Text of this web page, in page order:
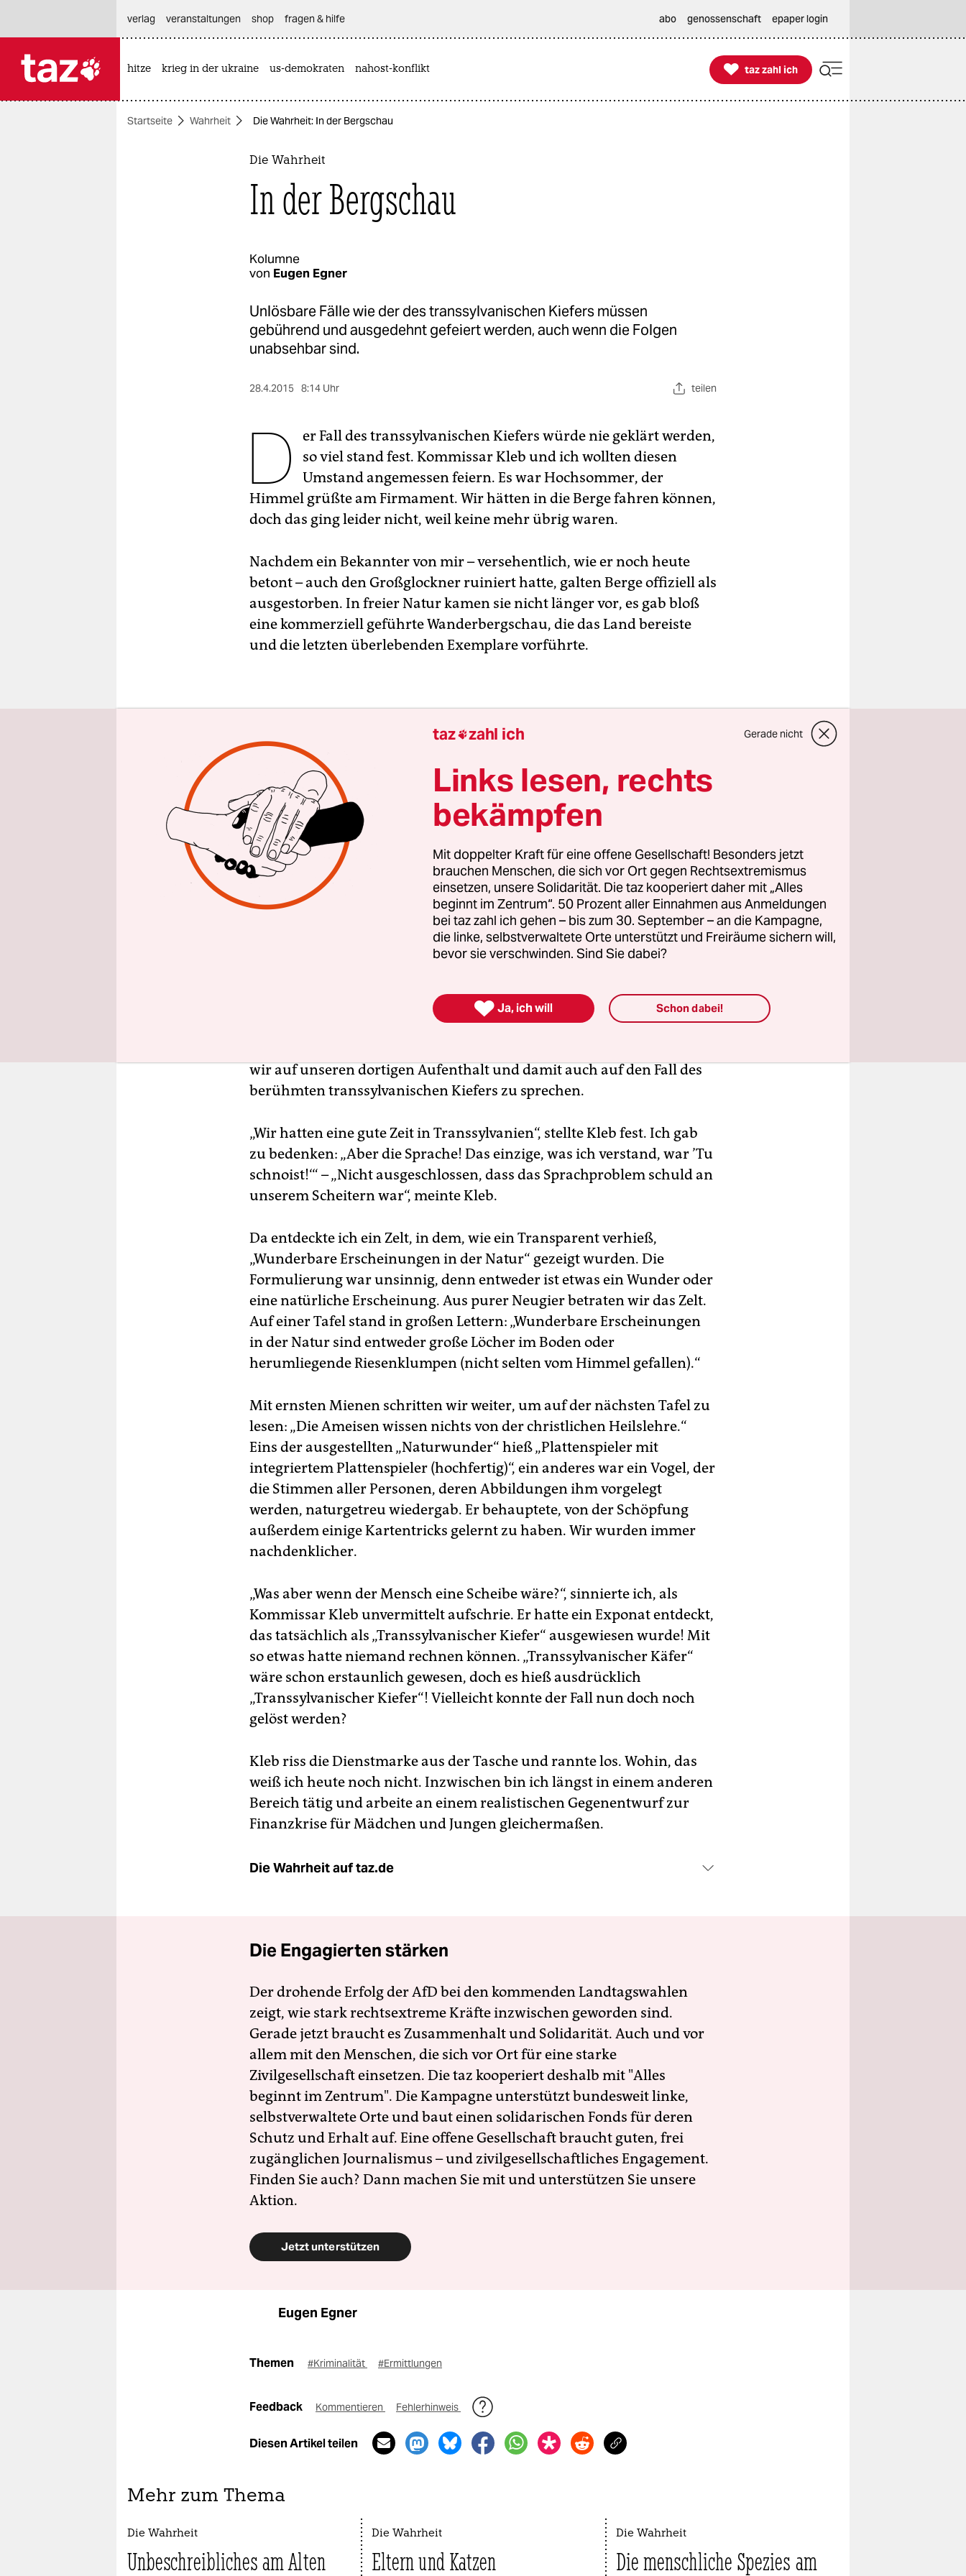
themen
verlag
veranstaltungen shop fragen & hilfe abo genossenschaft epaper login
hitze krieg in der ukraine us-demokraten nahost-konflikt 
taz zahl ich
taz zahl ich
Startseite Wahrheit Die Wahrheit: In der Bergschau
Die Wahrheit
In der Bergschau
Kolumne
von Eugen Egner
Unlösbare Fälle wie der des transsylvanischen Kiefers müssen
gebührend und ausgedehnt gefeiert werden, auch wenn die Folgen
unabsehbar sind.
28.4.2015 8:14 Uhr teilen
D
er Fall des transsylvanischen Kiefers würde nie geklärt werden,
so viel stand fest. Kommissar Kleb und ich wollten diesen
Umstand angemessen feiern. Es war Hochsommer, der
Himmel grüßte am Firmament. Wir hätten in die Berge fahren können,
doch das ging leider nicht, weil keine mehr übrig waren.
Nachdem ein Bekannter von mir – versehentlich, wie er noch heute
betont – auch den Großglockner ruiniert hatte, galten Berge offiziell als
ausgestorben. In freier Natur kamen sie nicht länger vor, es gab bloß
eine kommerziell geführte Wanderbergschau, die das Land bereiste
und die letzten überlebenden Exemplare vorführte.
Kleb und ich beschlossen, die Unlösbarkeit des Falles mit einem Besuch
irrsinnig teures Glas Wein und schlichen missmutig zwischen den
ausgestellten Bergen herum. Es konnte kaum ausbleiben, dass sie uns
wir auf unseren dortigen Aufenthalt und damit auch auf den Fall des
berühmten transsylvanischen Kiefers zu sprechen.
„Wir hatten eine gute Zeit in Transsylvanien“, stellte Kleb fest. Ich gab
zu bedenken: „Aber die Sprache! Das einzige, was ich verstand, war ’Tu
schnoist!‘“ – „Nicht ausgeschlossen, dass das Sprachproblem schuld an
unserem Scheitern war“, meinte Kleb.
Da entdeckte ich ein Zelt, in dem, wie ein Transparent verhieß,
„Wunderbare Erscheinungen in der Natur“ gezeigt wurden. Die
Formulierung war unsinnig, denn entweder ist etwas ein Wunder oder
eine natürliche Erscheinung. Aus purer Neugier betraten wir das Zelt.
Auf einer Tafel stand in großen Lettern: „Wunderbare Erscheinungen
in der Natur sind entweder große Löcher im Boden oder
herumliegende Riesenklumpen (nicht selten vom Himmel gefallen).“
Mit ernsten Mienen schritten wir weiter, um auf der nächsten Tafel zu
lesen: „Die Ameisen wissen nichts von der christlichen Heilslehre.“
Eins der ausgestellten „Naturwunder“ hieß „Plattenspieler mit
integriertem Plattenspieler (hochfertig)“, ein anderes war ein Vogel, der
die Stimmen aller Personen, deren Abbildungen ihm vorgelegt
werden, naturgetreu wiedergab. Er behauptete, von der Schöpfung
außerdem einige Kartentricks gelernt zu haben. Wir wurden immer
nachdenklicher.
„Was aber wenn der Mensch eine Scheibe wäre?“, sinnierte ich, als
Kommissar Kleb unvermittelt aufschrie. Er hatte ein Exponat entdeckt,
das tatsächlich als „Transsylvanischer Kiefer“ ausgewiesen wurde! Mit
so etwas hatte niemand rechnen können. „Transsylvanischer Käfer“
wäre schon erstaunlich gewesen, doch es hieß ausdrücklich
„Transsylvanischer Kiefer“! Vielleicht konnte der Fall nun doch noch
gelöst werden?
Kleb riss die Dienstmarke aus der Tasche und rannte los. Wohin, das
weiß ich heute noch nicht. Inzwischen bin ich längst in einem anderen
Bereich tätig und arbeite an einem realistischen Gegenentwurf zur
Finanzkrise für Mädchen und Jungen gleichermaßen.
Die Wahrheit auf taz.de
Die Engagierten stärken
Der drohende Erfolg der AfD bei den kommenden Landtagswahlen
zeigt, wie stark rechtsextreme Kräfte inzwischen geworden sind.
Gerade jetzt braucht es Zusammenhalt und Solidarität. Auch und vor
allem mit den Menschen, die sich vor Ort für eine starke
Zivilgesellschaft einsetzen. Die taz kooperiert deshalb mit "Alles
beginnt im Zentrum". Die Kampagne unterstützt bundesweit linke,
selbstverwaltete Orte und baut einen solidarischen Fonds für deren
Schutz und Erhalt auf. Eine offene Gesellschaft braucht guten, frei
zugänglichen Journalismus – und zivilgesellschaftliches Engagement.
Finden Sie auch? Dann machen Sie mit und unterstützen Sie unsere
Aktion.
Jetzt unterstützen
Eugen Egner
Themen #Kriminalität #Ermittlungen
Feedback Kommentieren Fehlerhinweis
Diesen Artikel teilen
Mehr zum Thema
Die Wahrheit
Unbeschreibliches am Alten
Die Wahrheit
Eltern und Katzen
Die Wahrheit
Die menschliche Spezies am
taz zahl ich Gerade nicht
Links lesen, rechts
bekämpfen
Mit doppelter Kraft für eine offene Gesellschaft! Besonders jetzt
brauchen Menschen, die sich vor Ort gegen Rechtsextremismus
einsetzen, unsere Solidarität. Die taz kooperiert daher mit „Alles
beginnt im Zentrum“. 50 Prozent aller Einnahmen aus Anmeldungen
bei taz zahl ich gehen – bis zum 30. September – an die Kampagne,
die linke, selbstverwaltete Orte unterstützt und Freiräume sichern will,
bevor sie verschwinden. Sind Sie dabei?
 Ja, ich will Schon dabei!